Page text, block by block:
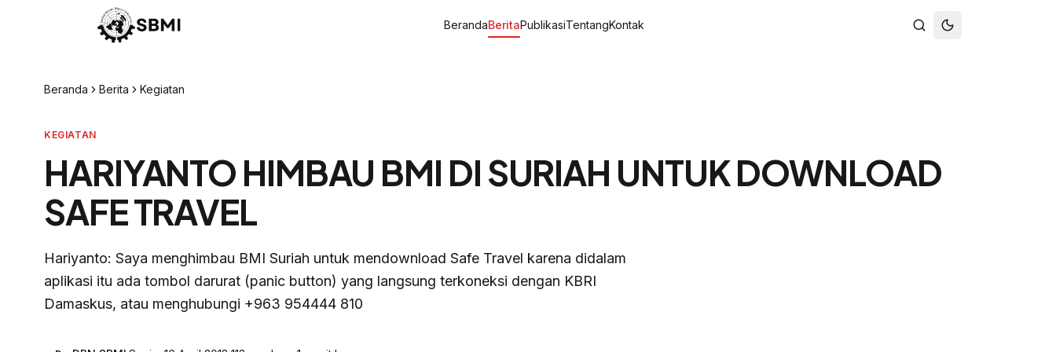
BerandaBeritaPublikasiTentangKontak
Beranda Berita Kegiatan
KEGIATAN
HARIYANTO HIMBAU BMI DI SURIAH UNTUK DOWNLOAD
SAFE TRAVEL
Hariyanto: Saya menghimbau BMI Suriah untuk mendownload Safe Travel karena didalam
aplikasi itu ada tombol darurat (panic button) yang langsung terkoneksi dengan KBRI
Damaskus, atau menghubungi +963 954444 810